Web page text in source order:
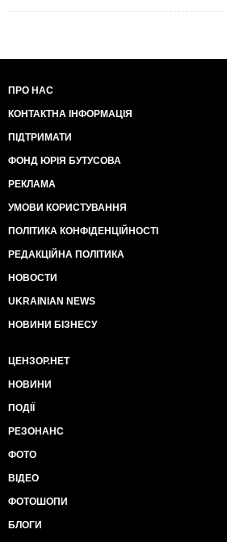
ПРО НАС
КОНТАКТНА ІНФОРМАЦІЯ
ПІДТРИМАТИ
ФОНД ЮРІЯ БУТУСОВА
РЕКЛАМА
УМОВИ КОРИСТУВАННЯ
ПОЛІТИКА КОНФІДЕНЦІЙНОСТІ
РЕДАКЦІЙНА ПОЛІТИКА
НОВОСТИ
UKRAINIAN NEWS
НОВИНИ БІЗНЕСУ
ЦЕНЗОР.НЕТ
НОВИНИ
ПОДІЇ
РЕЗОНАНС
ФОТО
ВІДЕО
ФОТОШОПИ
БЛОГИ